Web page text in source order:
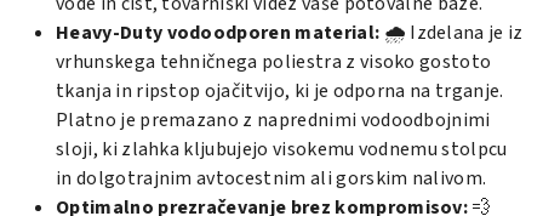
Heavy-Duty vodoodporen material: 🌧️ Izdelana je iz
vrhunskega tehničnega poliestra z visoko gostoto
tkanja in ripstop ojačitvijo, ki je odporna na trganje.
Platno je premazano z naprednimi vodoodbojnimi
sloji, ki zlahka kljubujejo visokemu vodnemu stolpcu
in dolgotrajnim avtocestnim ali gorskim nalivom.
Optimalno prezračevanje brez kompromisov:💨